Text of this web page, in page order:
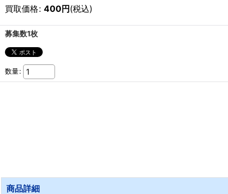
買取価格: 400円(税込)
募集数1枚
数量:
商品詳細